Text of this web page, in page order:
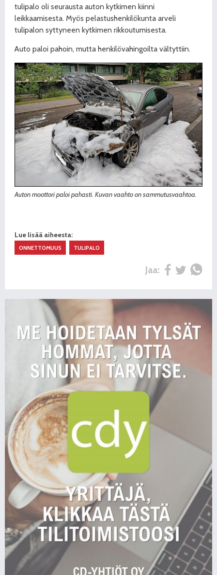
tulipalo oli seurausta auton kytkimen kiinni
leikkaamisesta. Myös pelastushenkilökunta arveli
tulipalon syttyneen kytkimen rikkoutumisesta.
Auto paloi pahoin, mutta henkilövahingoilta vältyttiin.
Auton moottori paloi pahasti. Kuvan vaahto on sammutusvaahtoa.
Lue lisää aiheesta:
ONNETTOMUUS TULIPALO
Jaa: